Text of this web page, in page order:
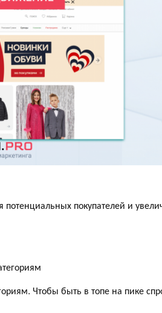
покупателей и
Чтобы быть в топе на пике